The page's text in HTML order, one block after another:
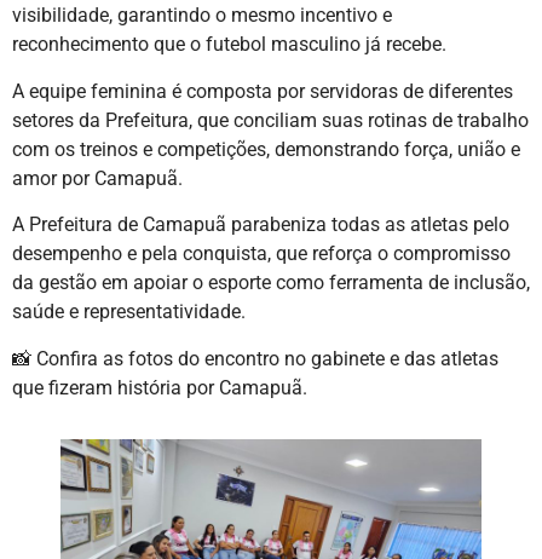
visibilidade, garantindo o mesmo incentivo e
reconhecimento que o futebol masculino já recebe.
A equipe feminina é composta por servidoras de diferentes
setores da Prefeitura, que conciliam suas rotinas de trabalho
com os treinos e competições, demonstrando força, união e
amor por Camapuã.
A Prefeitura de Camapuã parabeniza todas as atletas pelo
desempenho e pela conquista, que reforça o compromisso
da gestão em apoiar o esporte como ferramenta de inclusão,
saúde e representatividade.
📸 Confira as fotos do encontro no gabinete e das atletas
que fizeram história por Camapuã.